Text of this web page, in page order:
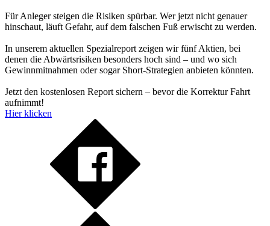
Für Anleger steigen die Risiken spürbar. Wer jetzt nicht genauer
hinschaut, läuft Gefahr, auf dem falschen Fuß erwischt zu werden.
In unserem aktuellen Spezialreport zeigen wir fünf Aktien, bei
denen die Abwärtsrisiken besonders hoch sind – und wo sich
Gewinnmitnahmen oder sogar Short-Strategien anbieten könnten.
Jetzt den kostenlosen Report sichern – bevor die Korrektur Fahrt
aufnimmt!
Hier klicken